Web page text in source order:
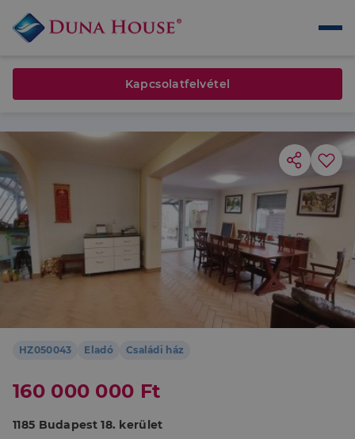
HZ050043 Eladó Családi ház
160 000 000 Ft
1185 Budapest 18. kerület
Kapcsolatfelvétel